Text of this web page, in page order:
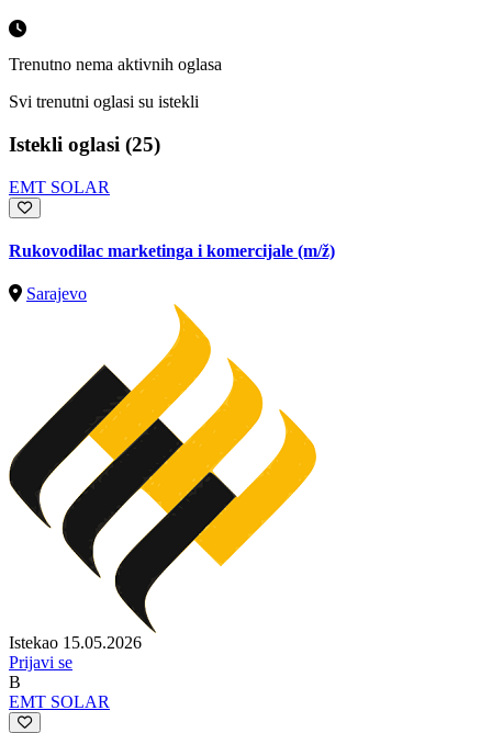
Trenutno nema aktivnih oglasa
Svi trenutni oglasi su istekli
Istekli oglasi (25)
EMT SOLAR
Rukovodilac marketinga i komercijale (m/ž)
Sarajevo
Istekao 15.05.2026
Prijavi se
B
EMT SOLAR